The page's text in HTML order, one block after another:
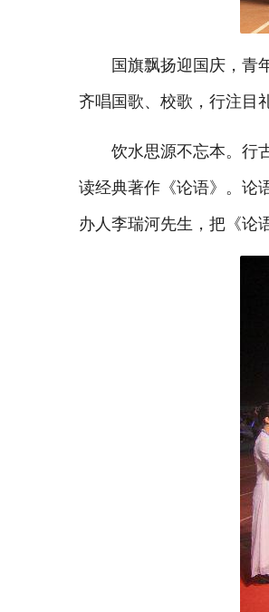
国旗飘扬迎国庆，青
齐唱国歌、校歌，行注目礼
饮水思源不忘本。行
读经典著作《论语》。论
办人李瑞河先生，把《论